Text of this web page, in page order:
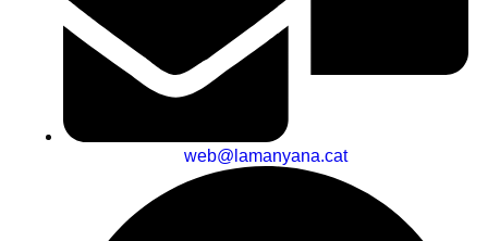
web@lamanyana.cat